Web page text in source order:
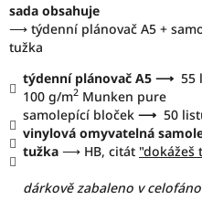
sada obsahuje
⟶ týdenní plánovač A5 +
tužka
týdenní plánovač A5 ⟶ 55
100 g/m2 Munken pure
samolepící bloček ⟶ 50
vinylová omyvatelná
tužka ⟶ HB, citát "dokážeš
dárkově zabaleno v